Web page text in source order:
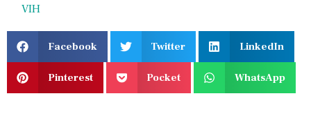
VIH
Facebook Twitter LinkedIn
Pinterest Pocket WhatsApp